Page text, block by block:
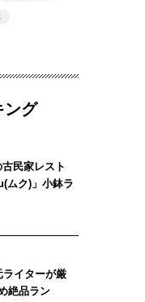
ング
古民家レスト
ムク)」小鉢ラ
ライターが厳
絶品ラン